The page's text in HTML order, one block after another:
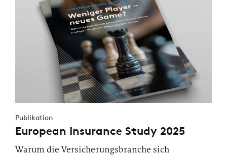
Publikation
European Insurance Study 2025
Warum die Versicherungsbranche sich